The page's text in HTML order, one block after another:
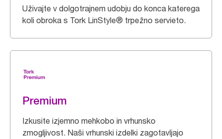
Uživajte v dolgotrajnem udobju do konca katerega
koli obroka s Tork LinStyle® trpežno servieto.
Premium
Izkusite izjemno mehkobo in vrhunsko
zmogljivost. Naši vrhunski izdelki zagotavljajo